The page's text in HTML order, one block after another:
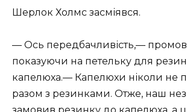
Шерлок Холмс засміявся.
— Ось передбачливість,—
показуючи на петельку для
капелюха.— Капелюхи ніколи не
разом з резинками. Отже, наш